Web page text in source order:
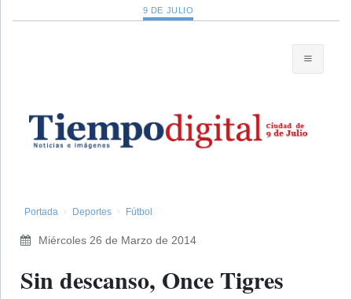
9 DE JULIO
Portada Deportes Fútbol
Miércoles 26 de Marzo de 2014
Sin descanso, Once Tigres